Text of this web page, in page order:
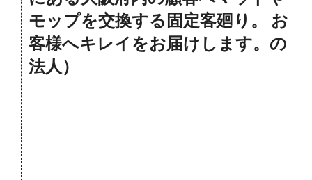
モップを交換する固定客廻り。 お
客様へキレイをお届けします。の
法人）